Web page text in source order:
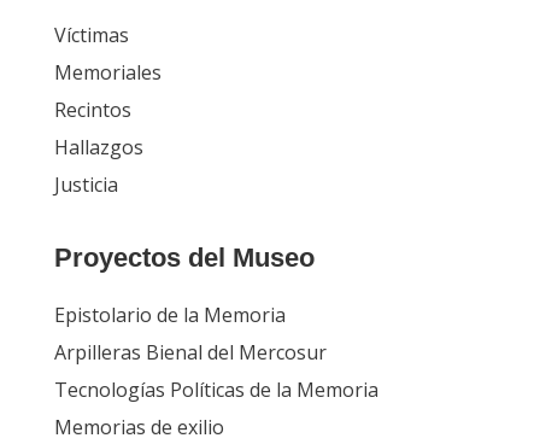
Víctimas
Memoriales
Recintos
Hallazgos
Justicia
Proyectos del Museo
Epistolario de la Memoria
Arpilleras Bienal del Mercosur
Tecnologías Políticas de la Memoria
Memorias de exilio